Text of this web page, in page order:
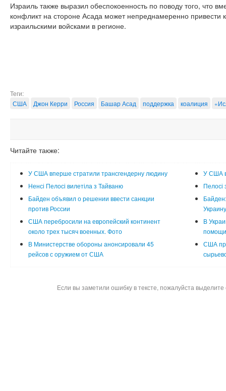
Израиль также выразил обеспокоенность по поводу того, что
конфликт на стороне Асада может непреднамеренно
израильскими войсками в регионе.
Теги:
США
Джон Керри Россия Башар Асад поддержка коалиция
Читайте также:
У США вперше стратили трансгендерну людину
У США
Ненсі Пелосі вилетіла з Тайваню
Пелосі
Байден объявил о решении ввести санкции
против России
Украину
США перебросили на европейский континент
около трех тысяч военных. Фото
В
В Министерстве обороны анонсировали 45
рейсов с оружием от США
США
Если вы заметили ошибку в тексте, пожалуйста